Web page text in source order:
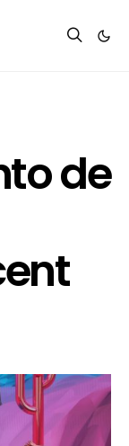
de